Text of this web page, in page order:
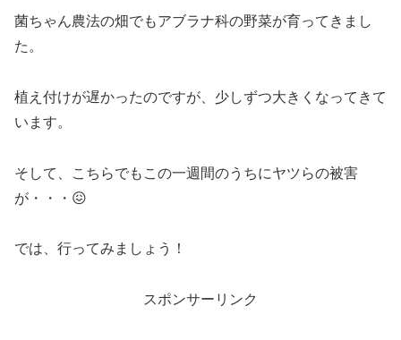
菌ちゃん農法の畑でもアブラナ科の野菜が育ってきまし
た。
植え付けが遅かったのですが、少しずつ大きくなってきて
います。
そして、こちらでもこの一週間のうちにヤツらの被害
が・・・😖
では、行ってみましょう！
スポンサーリンク